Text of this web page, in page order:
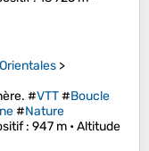
>
#VTT#Boucle
#Nature
: 947 m •Altitude